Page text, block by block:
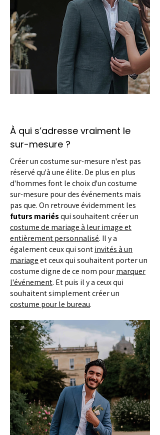
À qui s’adresse vraiment le
sur-mesure ?
Créer un costume sur-mesure n'est pas
réservé qu'à une élite. De plus en plus
d'hommes font le choix d'un costume
sur-mesure pour des événements mais
pas que. On retrouve évidemment les
futurs mariésqui souhaitent créer un
costume de mariage à leur image et
entièrement personnalisé. Il y a
également ceux qui sontinvités à un
mariageet ceux qui souhaitent porter un
costume digne de ce nom pourmarquer
l'événement. Et puis il y a ceux qui
souhaitent simplement créer un
costume pour le bureau.